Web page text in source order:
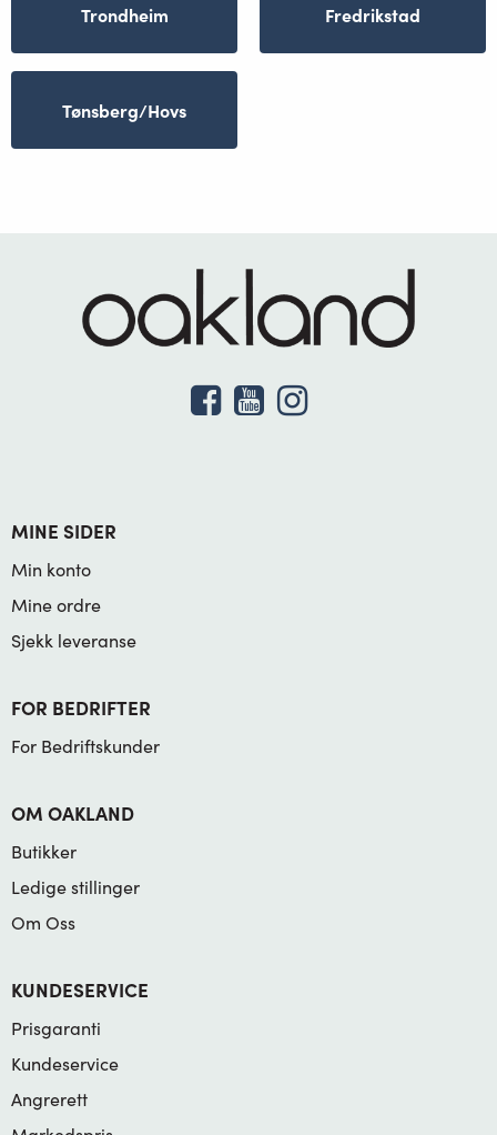
Trondheim Fredrikstad
Tønsberg/Hovs
MINE SIDER
Min konto
Mine ordre
Sjekk leveranse
FOR BEDRIFTER
For Bedriftskunder
OM OAKLAND
Butikker
Ledige stillinger
Om Oss
KUNDESERVICE
Prisgaranti
Kundeservice
Angrerett